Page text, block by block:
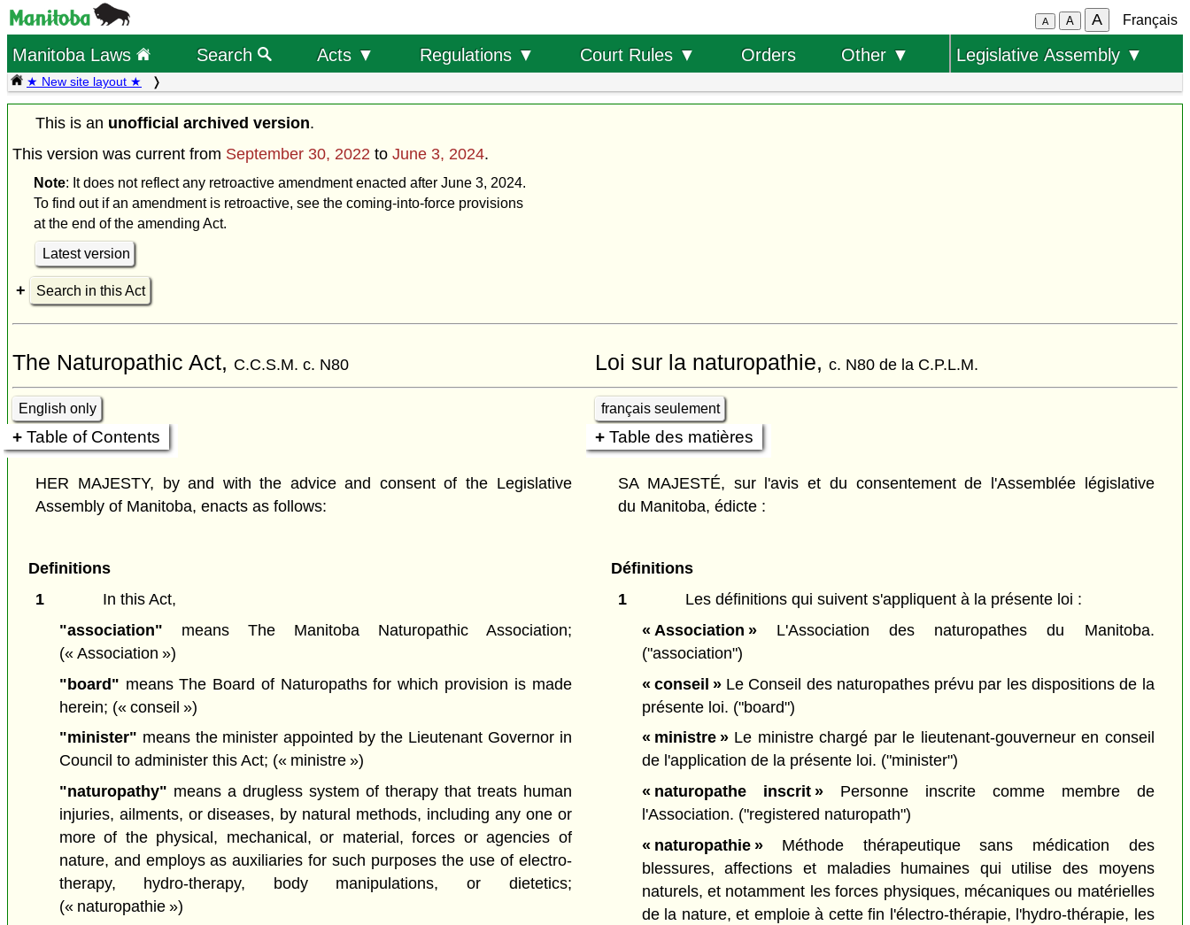
A A A Français
Manitoba Laws Search Acts ▼ Regulations ▼ Court Rules ▼ Orders Other ▼ Legislative Assembly ▼
★ New site layout ★
This is an unofficial archived version.
This version was current from September 30, 2022 to June 3, 2024.
Note: It does not reflect any retroactive amendment enacted after June 3, 2024.
To find out if an amendment is retroactive, see the coming-into-force provisions
at the end of the amending Act.
Latest version
Search in this Act
The Naturopathic Act, C.C.S.M. c. N80 Loi sur la naturopathie, c. N80 de la C.P.L.M.
English only français seulement
Table of Contents Table des matières
HER MAJESTY, by and with the advice and consent of the Legislative
Assembly of Manitoba, enacts as follows:
SA MAJESTÉ, sur l'avis et du consentement de l'Assemblée législative
du Manitoba, édicte :
Definitions
1
In this Act,
"association" means The Manitoba Naturopathic Association;
(« Association »)
"board" means The Board of Naturopaths for which provision is made
herein; (« conseil »)
"minister" means the minister appointed by the Lieutenant Governor in
Council to administer this Act; (« ministre »)
"naturopathy" means a drugless system of therapy that treats human
injuries, ailments, or diseases, by natural methods, including any one or
more of the physical, mechanical, or material, forces or agencies of
nature, and employs as auxiliaries for such purposes the use of electro-
therapy, hydro-therapy, body manipulations, or dietetics;
(« naturopathie »)
Définitions
1
Les définitions qui suivent s'appliquent à la présente loi :
« Association »L'Association des naturopathes du Manitoba.
("association")
« conseil »Le Conseil des naturopathes prévu par les dispositions de la
présente loi. ("board")
« ministre »Le ministre chargé par le lieutenant-gouverneur en conseil
de l'application de la présente loi. ("minister")
« naturopathe inscrit »Personne inscrite comme membre de
l'Association. ("registered naturopath")
« naturopathie »Méthode thérapeutique sans médication des
blessures, affections et maladies humaines qui utilise des moyens
naturels, et notamment les forces physiques, mécaniques ou matérielles
de la nature, et emploie à cette fin l'électro-thérapie, l'hydro-thérapie, les